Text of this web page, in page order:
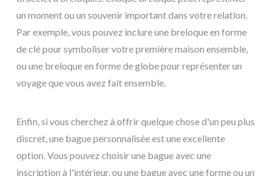
un moment ou un souvenir important dans votre relation.
Par exemple, vous pouvez inclure une breloque en forme
de clé pour symboliser votre première maison ensemble,
ou une breloque en forme de globe pour représenter un
voyage que vous avez fait ensemble.
Enfin, si vous cherchez à offrir quelque chose d'un peu plus
discret, une bague personnalisée est une excellente
option. Vous pouvez choisir une bague avec une
inscription à l'intérieur, ou une bague avec une forme ou un